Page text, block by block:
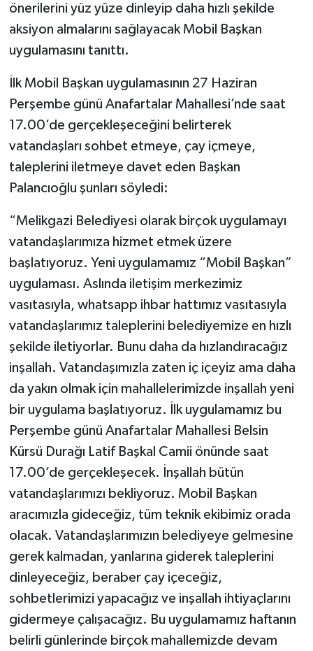
önerilerini yüz yüze dinleyip daha hızlı şekilde
aksiyon almalarını sağlayacak Mobil Başkan
uygulamasını tanıttı.
İlk Mobil Başkan uygulamasının 27 Haziran
Perşembe günü Anafartalar Mahallesi’nde saat
17.00’de gerçekleşeceğini belirterek
vatandaşları sohbet etmeye, çay içmeye,
taleplerini iletmeye davet eden Başkan
Palancıoğlu şunları söyledi:
“Melikgazi Belediyesi olarak birçok uygulamayı
vatandaşlarımıza hizmet etmek üzere
başlatıyoruz. Yeni uygulamamız “Mobil Başkan”
uygulaması. Aslında iletişim merkezimiz
vasıtasıyla, whatsapp ihbar hattımız vasıtasıyla
vatandaşlarımız taleplerini belediyemize en hızlı
şekilde iletiyorlar. Bunu daha da hızlandıracağız
inşallah. Vatandaşımızla zaten iç içeyiz ama daha
da yakın olmak için mahallelerimizde inşallah yeni
bir uygulama başlatıyoruz. İlk uygulamamız bu
Perşembe günü Anafartalar Mahallesi Belsin
Kürsü Durağı Latif Başkal Camii önünde saat
17.00’de gerçekleşecek. İnşallah bütün
vatandaşlarımızı bekliyoruz. Mobil Başkan
aracımızla gideceğiz, tüm teknik ekibimiz orada
olacak. Vatandaşlarımızın belediyeye gelmesine
gerek kalmadan, yanlarına giderek taleplerini
dinleyeceğiz, beraber çay içeceğiz,
sohbetlerimizi yapacağız ve inşallah ihtiyaçlarını
gidermeye çalışacağız. Bu uygulamamız haftanın
belirli günlerinde birçok mahallemizde devam